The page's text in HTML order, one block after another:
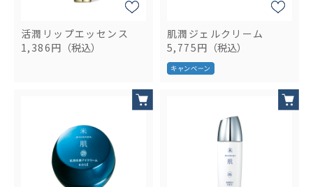
活潤リップエッセンス
1,386円 （税込）
肌潤ジェルクリーム
5,775円 （税込）